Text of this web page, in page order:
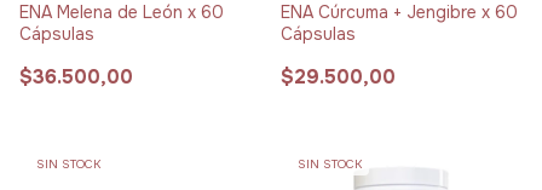
ENA Melena de León x 60
Cápsulas
$36.500,00
ENA Cúrcuma + Jengibre x 60
Cápsulas
$29.500,00
SIN STOCK SIN STOCK